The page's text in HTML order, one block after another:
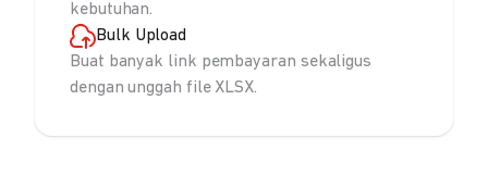
kebutuhan.
Bulk Upload
Buat banyak link pembayaran sekaligus
dengan unggah file XLSX.